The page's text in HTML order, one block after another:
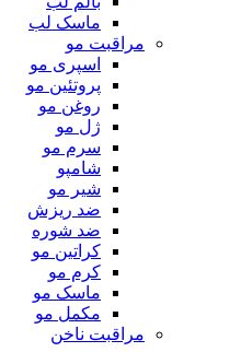
ماسک لب
مراقبت مو
اسپری مو
پروتئین مو
روغن مو
ژل مو
سرم مو
شامپو
شیر مو
ضد ریزش
ضد شوره
کراتین مو
کرم مو
ماسک مو
مکمل مو
مراقبت ناخن